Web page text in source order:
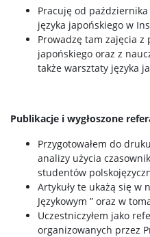
Pracuję od października
języka japońskiego w
Prowadzę tam zajęcia
japońskiego oraz z
także warsztaty języka
Publikacje i wygłoszone
Przygotowałem do
analizy użycia
studentów
Artykuły te ukażą się w
Językowym ” oraz w
Uczestniczyłem jako
organizowanych przez